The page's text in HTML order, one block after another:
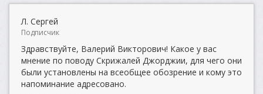
Л. Сергей
Подписчик
Здравствуйте, Валерий Викторович! Какое у вас
мнение по поводу Скрижалей Джорджии, для чего они
были установлены на всеобщее обозрение и кому это
напоминание адресовано.